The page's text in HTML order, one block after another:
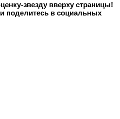
звезду вверху страницы!
поделитесь в социальных